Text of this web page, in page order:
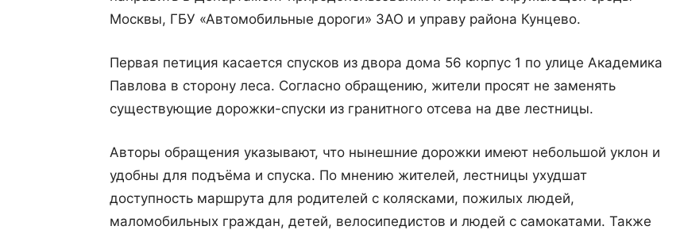
Москвы, ГБУ «Автомобильные дороги» ЗАО и управу района Кунцево.
Первая петиция касается спусков из двора дома 56 корпус 1 по улице Академика
Павлова в сторону леса. Согласно обращению, жители просят не заменять
существующие дорожки-спуски из гранитного отсева на две лестницы.
Авторы обращения указывают, что нынешние дорожки имеют небольшой уклон и
удобны для подъёма и спуска. По мнению жителей, лестницы ухудшат
доступность маршрута для родителей с колясками, пожилых людей,
маломобильных граждан, детей, велосипедистов и людей с самокатами. Также